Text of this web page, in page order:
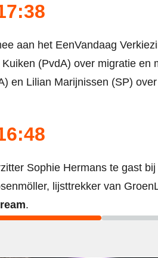
aan het EenVandaag
(PvdA) over migratie en
en Lilian Marijnissen (SP)
Sophie Hermans te gast
lijsttrekker van
.